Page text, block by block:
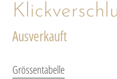
Ausverkauft
Grössentabelle